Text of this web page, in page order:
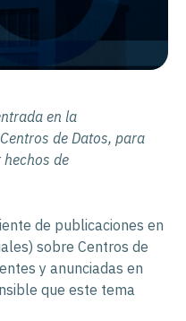
en la
de Datos, para
de
de publicaciones en
sobre Centros de
y anunciadas en
que este tema